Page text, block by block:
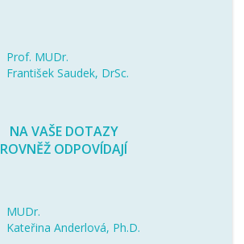
Prof. MUDr.
František Saudek, DrSc.
NA VAŠE DOTAZY
ROVNĚŽ ODPOVÍDAJÍ
MUDr.
Kateřina Anderlová, Ph.D.